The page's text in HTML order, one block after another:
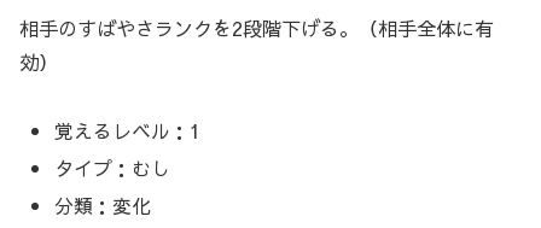
相手のすばやさランクを2段階下げる。（相手全体に有
効）
覚えるレベル：1
タイプ：むし
分類：変化